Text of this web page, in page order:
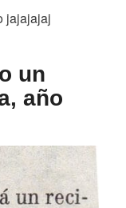
jajajajaj
un
año